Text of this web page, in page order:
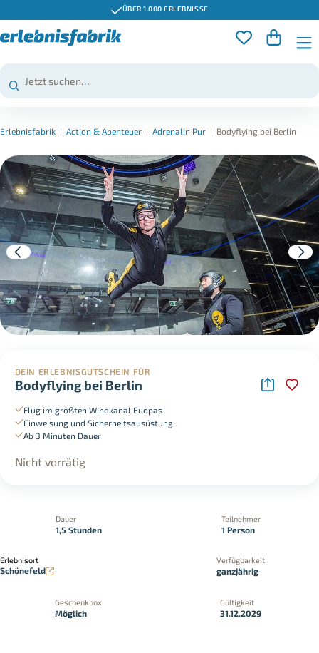
ÜBER 1.000 ERLEBNISSE
Erlebnisfabrik | Action & Abenteuer | Adrenalin Pur | Bodyflying bei Berlin
DEIN ERLEBNISGUTSCHEIN FÜR
Bodyflying bei Berlin
Flug im größten Windkanal Euopas
Einweisung und Sicherheitsausüstung
Ab 3 Minuten Dauer
Nicht vorrätig
Dauer
1,5 Stunden
Teilnehmer
1 Person
Erlebnisort
Schönefeld
Verfügbarkeit
ganzjährig
Geschenkbox
Möglich
Gültigkeit
31.12.2029